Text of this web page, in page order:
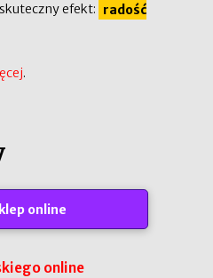
efekt: radość
.
online
online